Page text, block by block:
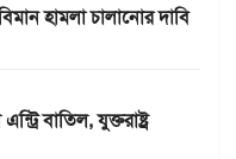
হামলা চালানোর দাবি
বাতিল, যুক্তরাষ্ট্র